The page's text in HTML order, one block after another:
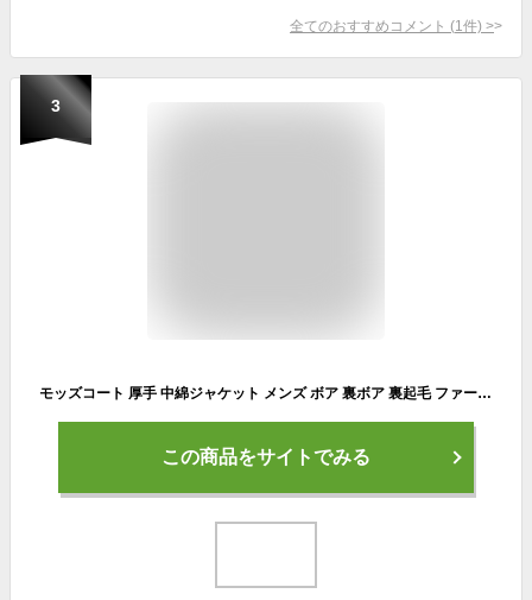
全てのおすすめコメント (1 件) >
3
モッズコート 厚手 中綿ジャケット メンズ ボア 裏ボア 裏起毛 ファー ミリタリージャケット ブルゾン 秋冬 ロング アウター フライトジャケット 防寒 冬服
この商品をサイトでみる